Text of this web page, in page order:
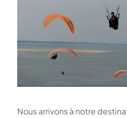
Nous arrivons à notre